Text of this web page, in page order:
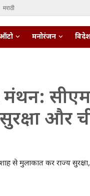
मराठी
मनोरंजन
और
से मुलाकात कर राज्य